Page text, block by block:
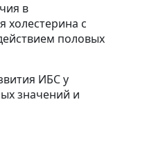
в
холестерина с
половых
ИБС у
значений и